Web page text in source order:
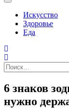
Искусство
Здоровье
Еда
Найти:
6 знаков
нужно